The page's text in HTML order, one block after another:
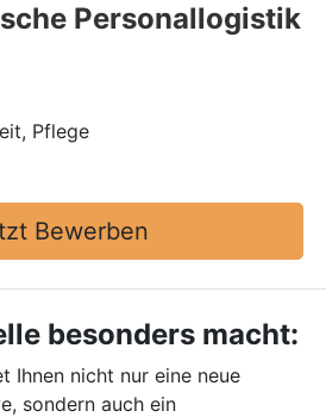
Personallogistik
Pflege
Bewerben
besonders macht:
Ihnen nicht nur eine neue
sondern auch ein